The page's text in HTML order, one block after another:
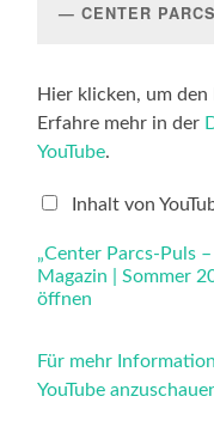
CENTER
„Center
Puls
–
Center
Magazin
|
Sommer
2026
&
von
Hier klicken, um den
Erfahre mehr in der
YouTube.
Inhalt von
„Center Parcs-Puls
Magazin | Sommer
öffnen
Für mehr
YouTube